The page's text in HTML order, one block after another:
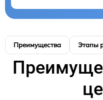
Преимущества Этапы